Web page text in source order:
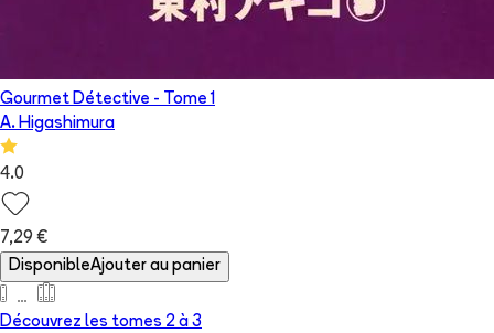
Gourmet Détective - Tome 1
A. Higashimura
4.0
7,29 €
DisponibleAjouter au panier
Découvrez les tomes 2 à 3